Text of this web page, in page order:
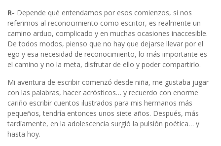
R- Depende qué entendamos por esos comienzos, si nos
referimos al reconocimiento como escritor, es realmente un
camino arduo, complicado y en muchas ocasiones inaccesible.
De todos modos, pienso que no hay que dejarse llevar por el
ego y esa necesidad de reconocimiento, lo más importante es
el camino y no la meta, disfrutar de ello y poder compartirlo.
Mi aventura de escribir comenzó desde niña, me gustaba jugar
con las palabras, hacer acrósticos… y recuerdo con enorme
cariño escribir cuentos ilustrados para mis hermanos más
pequeños, tendría entonces unos siete años. Después, más
tardíamente, en la adolescencia surgió la pulsión poética… y
hasta hoy.